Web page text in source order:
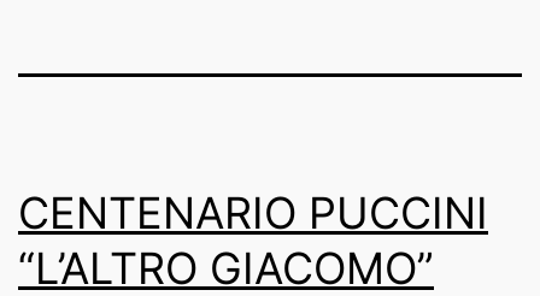
CENTENARIO PUCCINI
“L’ALTRO GIACOMO”